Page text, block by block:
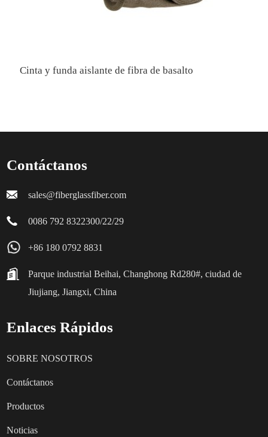
Cinta y funda aislante de fibra de basalto
Contáctanos
sales@fiberglassfiber.com
0086 792 8322300/22/29
+86 180 0792 8831
Parque industrial Beihai, Changhong Rd280#, ciudad de
Jiujiang, Jiangxi, China
Enlaces Rápidos
SOBRE NOSOTROS
Contáctanos
Productos
Noticias